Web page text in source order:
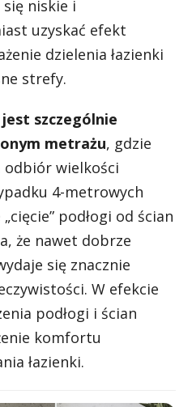
niskie i
uzyskać efekt
dzielenia łazienki
strefy.
szczególnie
metrażu, gdzie
odbiór wielkości
4-metrowych
podłogi od ścian
że nawet dobrze
się znacznie
W efekcie
podłogi i ścian
komfortu
łazienki.